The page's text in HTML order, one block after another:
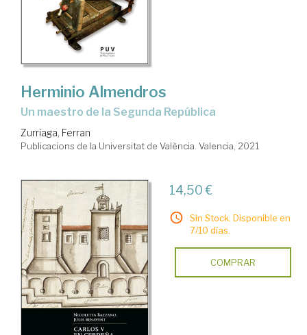
Herminio Almendros
un maestro de la Segunda República
Zurriaga, Ferran
Publicacions de la Universitat de València. Valencia, 2021
14,50 €
Sin Stock. Disponible en
7/10 días.
COMPRAR